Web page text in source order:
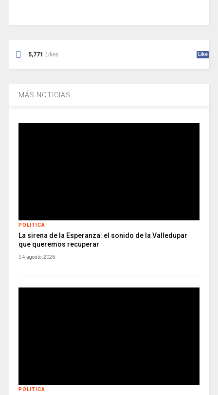
5,771 Likes Like
MÁS NOTICIAS
POLITICA
La sirena de la Esperanza: el sonido de la Valledupar
que queremos recuperar
4 agosto, 2026
POLITICA